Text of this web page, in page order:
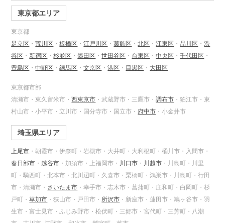
東京都エリア
東京都
足立区 ・荒川区 ・板橋区 ・江戸川区 ・葛飾区 ・北区 ・江東区 ・品川区 ・渋
谷区 ・ 新宿区 ・杉並区 ・墨田区 ・世田谷区 ・ 台東区 ・中央区 ・千代田区 ・
豊島区 ・中野区 ・練馬区 ・文京区 ・港区 ・ 目黒区 ・ 大田区
東京都市部
清瀬市・東久留米市・西東京市 ・武蔵野市・三鷹市・調布市 ・狛江市・東
村山市・小平市・立川市・国分寺市・国立市・ 府中市 ・小金井市
埼玉県エリア
上尾市 ・朝霞市・伊奈町・岩槻市・大井町・大利根町・桶川市・入間市・
春日部市 ・ 越谷市 ・加須市・上福岡市・ 川口市 ・ 川越市 ・川島町・川里
町・騎西町・北本市・北川辺町・久喜市・栗橋町・鴻巣市・川島町・行田
市・清瀬市・ さいたま市 ・幸手市・志木市・菖蒲町・庄和町・白岡町・杉
戸町・草加市 ・狭山市・戸田市・ 所沢市 ・新座市・蓮田市・鳩ヶ谷市・羽
生市・富士見市・ふじみ野市・松伏町・三郷市・宮代町・三芳町・八潮